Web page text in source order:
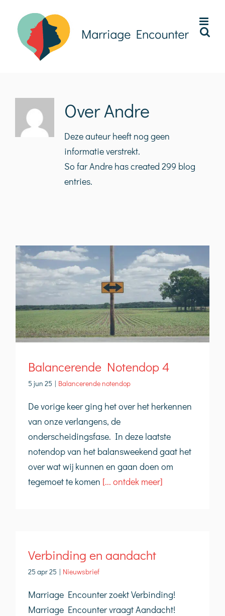
inhoud
OverAndre
Deze auteur heeft nog geen
informatie verstrekt.
So far Andre has created 299 blog
entries.
Balancerende Notendop 4
5 jun 25 | Balancerende notendop
De vorige keer ging het over het herkennen
van onze verlangens, de
onderscheidingsfase. In deze laatste
notendop van het balansweekend gaat het
over wat wij kunnen en gaan doen om
tegemoet te komen [... ontdek meer]
Verbinding en aandacht
25 apr 25 | Nieuwsbrief
Marriage Encounter zoekt Verbinding!
Marriage Encounter vraagt Aandacht!